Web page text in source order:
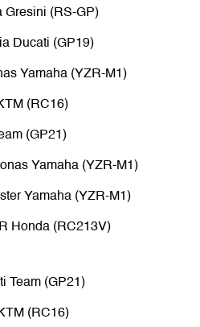
(RS-GP)
Ducati (GP19)
Yamaha (YZR-M1)
(RC16)
(GP21)
Yamaha (YZR-M1)
Yamaha (YZR-M1)
Honda (RC213V)
Team (GP21)
(RC16)